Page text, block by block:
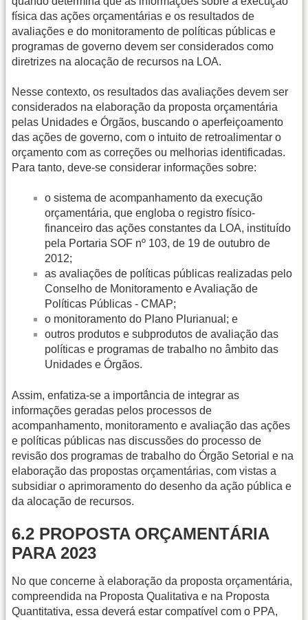
física das ações orçamentárias e os resultados de
avaliações e do monitoramento de políticas públicas e
programas de governo devem ser considerados como
diretrizes na alocação de recursos na LOA.
Nesse contexto, os resultados das avaliações devem ser
considerados na elaboração da proposta orçamentária
pelas Unidades e Órgãos, buscando o aperfeiçoamento
das ações de governo, com o intuito de retroalimentar o
orçamento com as correções ou melhorias identificadas.
Para tanto, deve-se considerar informações sobre:
o sistema de acompanhamento da execução
orçamentária, que engloba o registro físico-
financeiro das ações constantes da LOA, instituído
pela Portaria SOF nº 103, de 19 de outubro de
2012;
as avaliações de políticas públicas realizadas pelo
Conselho de Monitoramento e Avaliação de
Políticas Públicas - CMAP;
o monitoramento do Plano Plurianual; e
outros produtos e subprodutos de avaliação das
políticas e programas de trabalho no âmbito das
Unidades e Órgãos.
Assim, enfatiza-se a importância de integrar as
informações geradas pelos processos de
acompanhamento, monitoramento e avaliação das ações
e políticas públicas nas discussões do processo de
revisão dos programas de trabalho do Órgão Setorial e na
elaboração das propostas orçamentárias, com vistas a
subsidiar o aprimoramento do desenho da ação pública e
da alocação de recursos.
6.2 PROPOSTA ORÇAMENTÁRIA
PARA 2023
No que concerne à elaboração da proposta orçamentária,
compreendida na Proposta Qualitativa e na Proposta
Quantitativa, essa deverá estar compatível com o PPA,